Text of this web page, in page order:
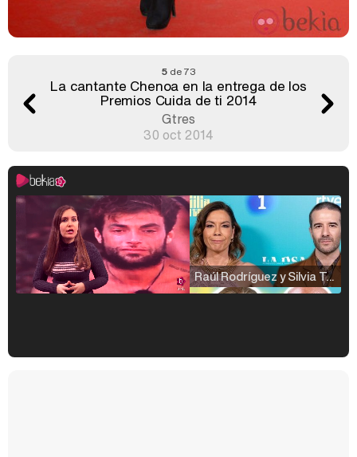
5de 73
La cantante Chenoa en la entrega de los
Premios Cuida de ti 2014
Gtres
30 oct 2014
Raúl Rodríguez y Silvia Taulés nos cuentan su papel en 'La familia de la tele'